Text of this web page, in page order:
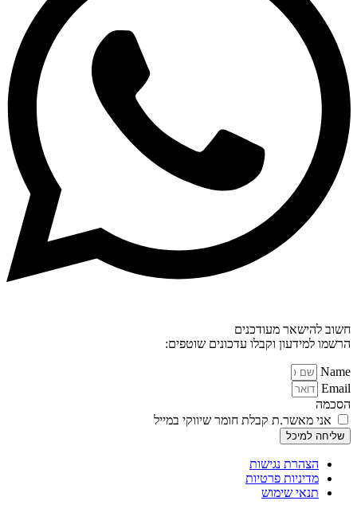
חשוב להישאר מעודכנים
הרשמו למידעון וקבלו עדכונים שוטפים:
Name
Email
הסכמה
אני מאשר.ת קבלת חומר שיווקי במייל
שליחה למיכל
הצהרת נגישות
מדיניות פרטיות
תנאי שימוש